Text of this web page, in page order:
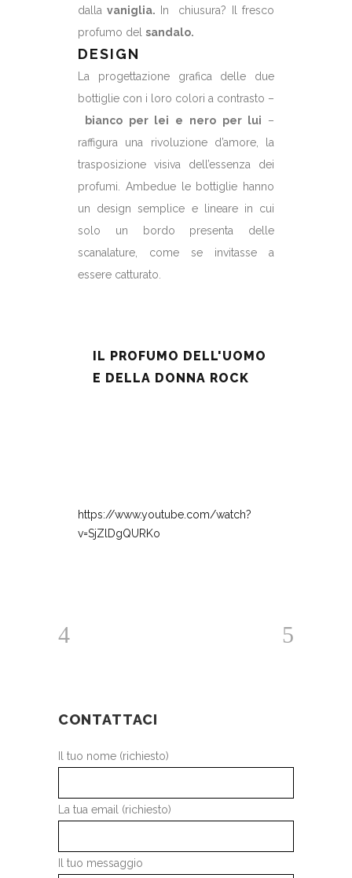
dallavaniglia.
In chiusura? Il fresco
profumo del sandalo.
DESIGN
La progettazione grafica delle due
bottiglie con i loro colori a contrasto –
bianco per lei e nero per lui –
raffigura una rivoluzione d’amore, la
trasposizione visiva dell’essenza dei
profumi. Ambedue le bottiglie hanno
un design semplice e lineare in cui
solo un bordo presenta delle
scanalature, come se invitasse a
essere catturato.
IL PROFUMO DELL'UOMO
E DELLA DONNA ROCK
https://www.youtube.com/watch?
v=SjZlDgQURKo
CONTATTACI
Il tuo nome (richiesto)
La tua email (richiesto)
Il tuo messaggio